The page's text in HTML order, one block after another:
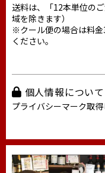
送料は、「12本単位の
域を除きます）
※クール便の場合は料
ください。
個人情報について
プライバシーマーク取得